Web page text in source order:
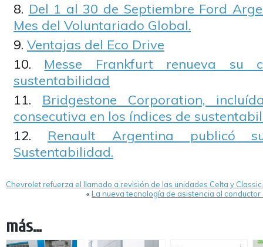
Del 1 al 30 de Septiembre Ford
Mes del Voluntariado Global.
Ventajas del Eco Drive
Messe Frankfurt renueva su
sustentabilidad
Bridgestone Corporation,
consecutiva en los índices de
Renault Argentina publicó
Sustentabilidad.
Chevrolet refuerza el llamado a revisión de las unidades Celta y
«La nueva tecnología de asistencia al
más...